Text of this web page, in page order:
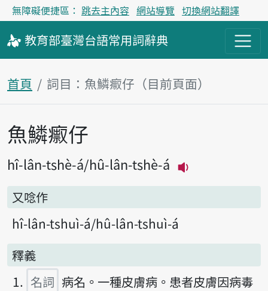
無障礙便捷區： 跳去主內容 網站導覽 切換網站翻譯
教育部臺灣台語常用詞辭典
首頁 詞目：魚鱗𤺅仔（目前頁面）
主內容區塊
魚鱗𤺅仔
hî-lân-tshè-á hû-lân-tshè-á
又唸作
hî-lân-tshuì-á hû-lân-tshuì-á
釋義
名詞 病名。一種皮膚病。患者皮膚因病毒